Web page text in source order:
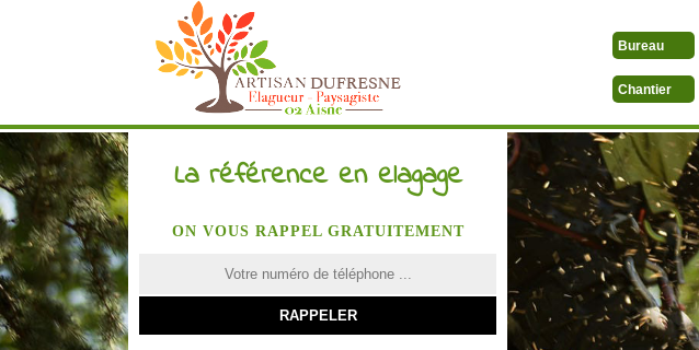
Bureau
Chantier
La référence en elagage
ON VOUS RAPPEL GRATUITEMENT